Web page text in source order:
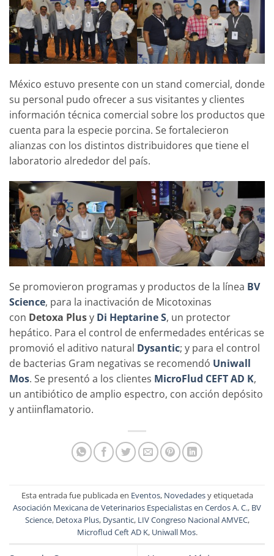
México estuvo presente con un stand comercial, donde
su personal pudo ofrecer a sus visitantes y clientes
información técnica comercial sobre los productos que
cuenta para la especie porcina. Se fortalecieron
alianzas con los distintos distribuidores que tiene el
laboratorio alrededor del país.
Se promovieron programas y productos de la línea BV
Science, para la inactivación de Micotoxinas
con Detoxa Plusy Di Heptarine S, un protector
hepático. Para el control de enfermedades entéricas se
promovió el aditivo natural Dysantic; y para el control
de bacterias Gram negativas se recomendó Uniwall
Mos. Se presentó a los clientes MicroFlud CEFT AD K,
un antibiótico de amplio espectro, con acción depósito
y antiinflamatorio.
Esta entrada fue publicada en Eventos, Novedadesy etiquetada
Asociación Mexicana de Veterinarios Especialistas en Cerdos A. C., BV
Science, Detoxa Plus, Dysantic, LIV Congreso Nacional AMVEC,
Microflud Ceft AD K, Uniwall Mos.